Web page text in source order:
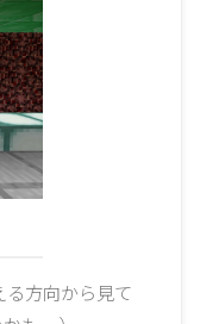
方向から見て